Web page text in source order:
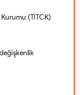
Kurumu (TİTCK)